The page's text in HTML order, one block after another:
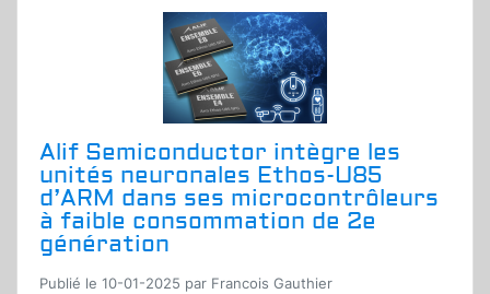
Alif Semiconductor intègre les
unités neuronales Ethos-U85
d’ARM dans ses microcontrôleurs
à faible consommation de 2e
génération
Publié le 10-01-2025 par Francois Gauthier